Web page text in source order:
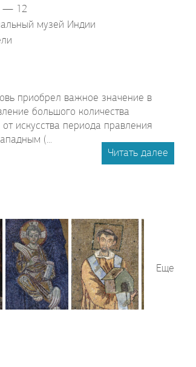
— 12
музей Индии
приобрел важное значение в
большого количества
искусства периода правления
(...
Читать далее
Еще